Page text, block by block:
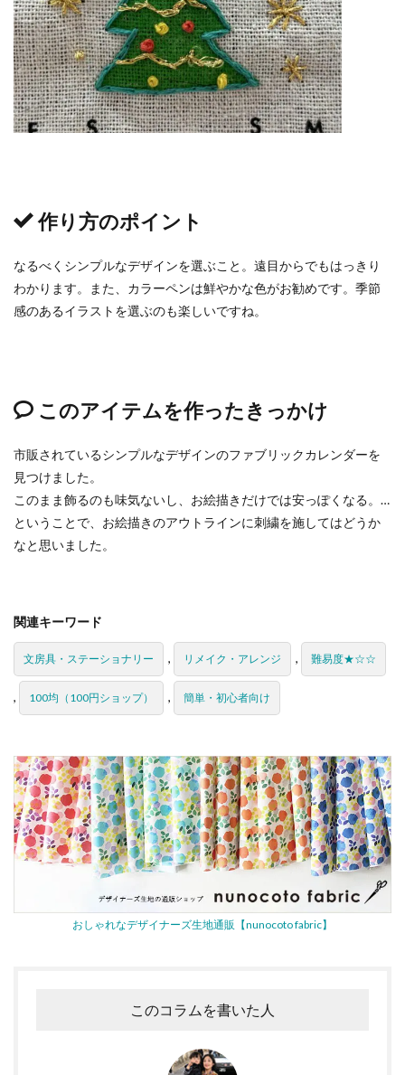
作り方のポイント
なるべくシンプルなデザインを選ぶこと。遠目からでもはっきり
わかります。また、カラーペンは鮮やかな色がお勧めです。季節
感のあるイラストを選ぶのも楽しいですね。
このアイテムを作ったきっかけ
市販されているシンプルなデザインのファブリックカレンダーを
見つけました。
このまま飾るのも味気ないし、お絵描きだけでは安っぽくなる。…
ということで、お絵描きのアウトラインに刺繍を施してはどうか
なと思いました。
関連キーワード
文房具・ステーショナリー , リメイク・アレンジ , 難易度★☆☆
, 100均（100円ショップ） , 簡単・初心者向け
おしゃれなデザイナーズ生地通販【nunocoto fabric】
このコラムを書いた人